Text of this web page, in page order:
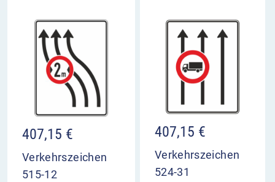
407,15 €
Verkehrszeichen
515-12
407,15 €
Verkehrszeichen
524-31